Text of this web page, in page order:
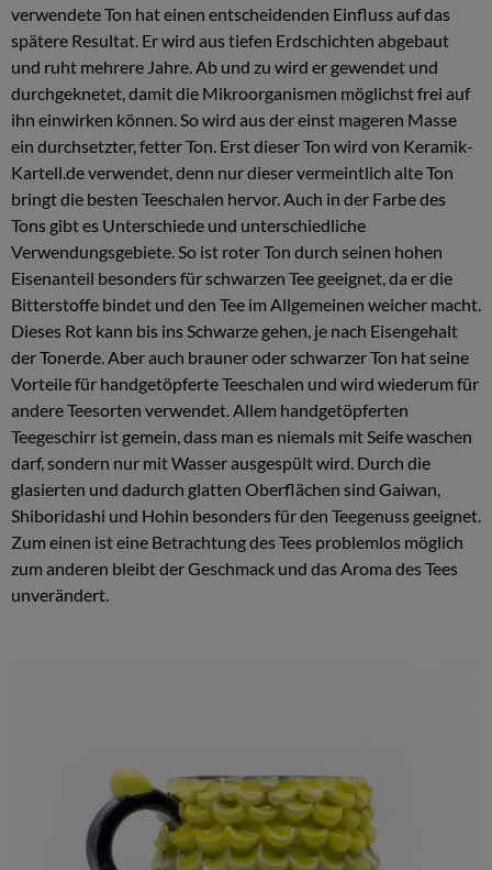
verwendete Ton hat einen entscheidenden Einfluss auf das
spätere Resultat. Er wird aus tiefen Erdschichten abgebaut
und ruht mehrere Jahre. Ab und zu wird er gewendet und
durchgeknetet, damit die Mikroorganismen möglichst frei auf
ihn einwirken können. So wird aus der einst mageren Masse
ein durchsetzter, fetter Ton. Erst dieser Ton wird von Keramik-
Kartell.de verwendet, denn nur dieser vermeintlich alte Ton
bringt die besten Teeschalen hervor. Auch in der Farbe des
Tons gibt es Unterschiede und unterschiedliche
Verwendungsgebiete. So ist roter Ton durch seinen hohen
Eisenanteil besonders für schwarzen Tee geeignet, da er die
Bitterstoffe bindet und den Tee im Allgemeinen weicher macht.
Dieses Rot kann bis ins Schwarze gehen, je nach Eisengehalt
der Tonerde. Aber auch brauner oder schwarzer Ton hat seine
Vorteile für handgetöpferte Teeschalen und wird wiederum für
andere Teesorten verwendet. Allem handgetöpferten
Teegeschirr ist gemein, dass man es niemals mit Seife waschen
darf, sondern nur mit Wasser ausgespült wird. Durch die
glasierten und dadurch glatten Oberflächen sind Gaiwan,
Shiboridashi und Hohin besonders für den Teegenuss geeignet.
Zum einen ist eine Betrachtung des Tees problemlos möglich
zum anderen bleibt der Geschmack und das Aroma des Tees
unverändert.